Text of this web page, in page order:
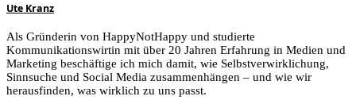
Ute Kranz
Als Gründerin von HappyNotHappy und studierte
Kommunikationswirtin mit über 20 Jahren Erfahrung in Medien und
Marketing beschäftige ich mich damit, wie Selbstverwirklichung,
Sinnsuche und Social Media zusammenhängen – und wie wir
herausfinden, was wirklich zu uns passt.